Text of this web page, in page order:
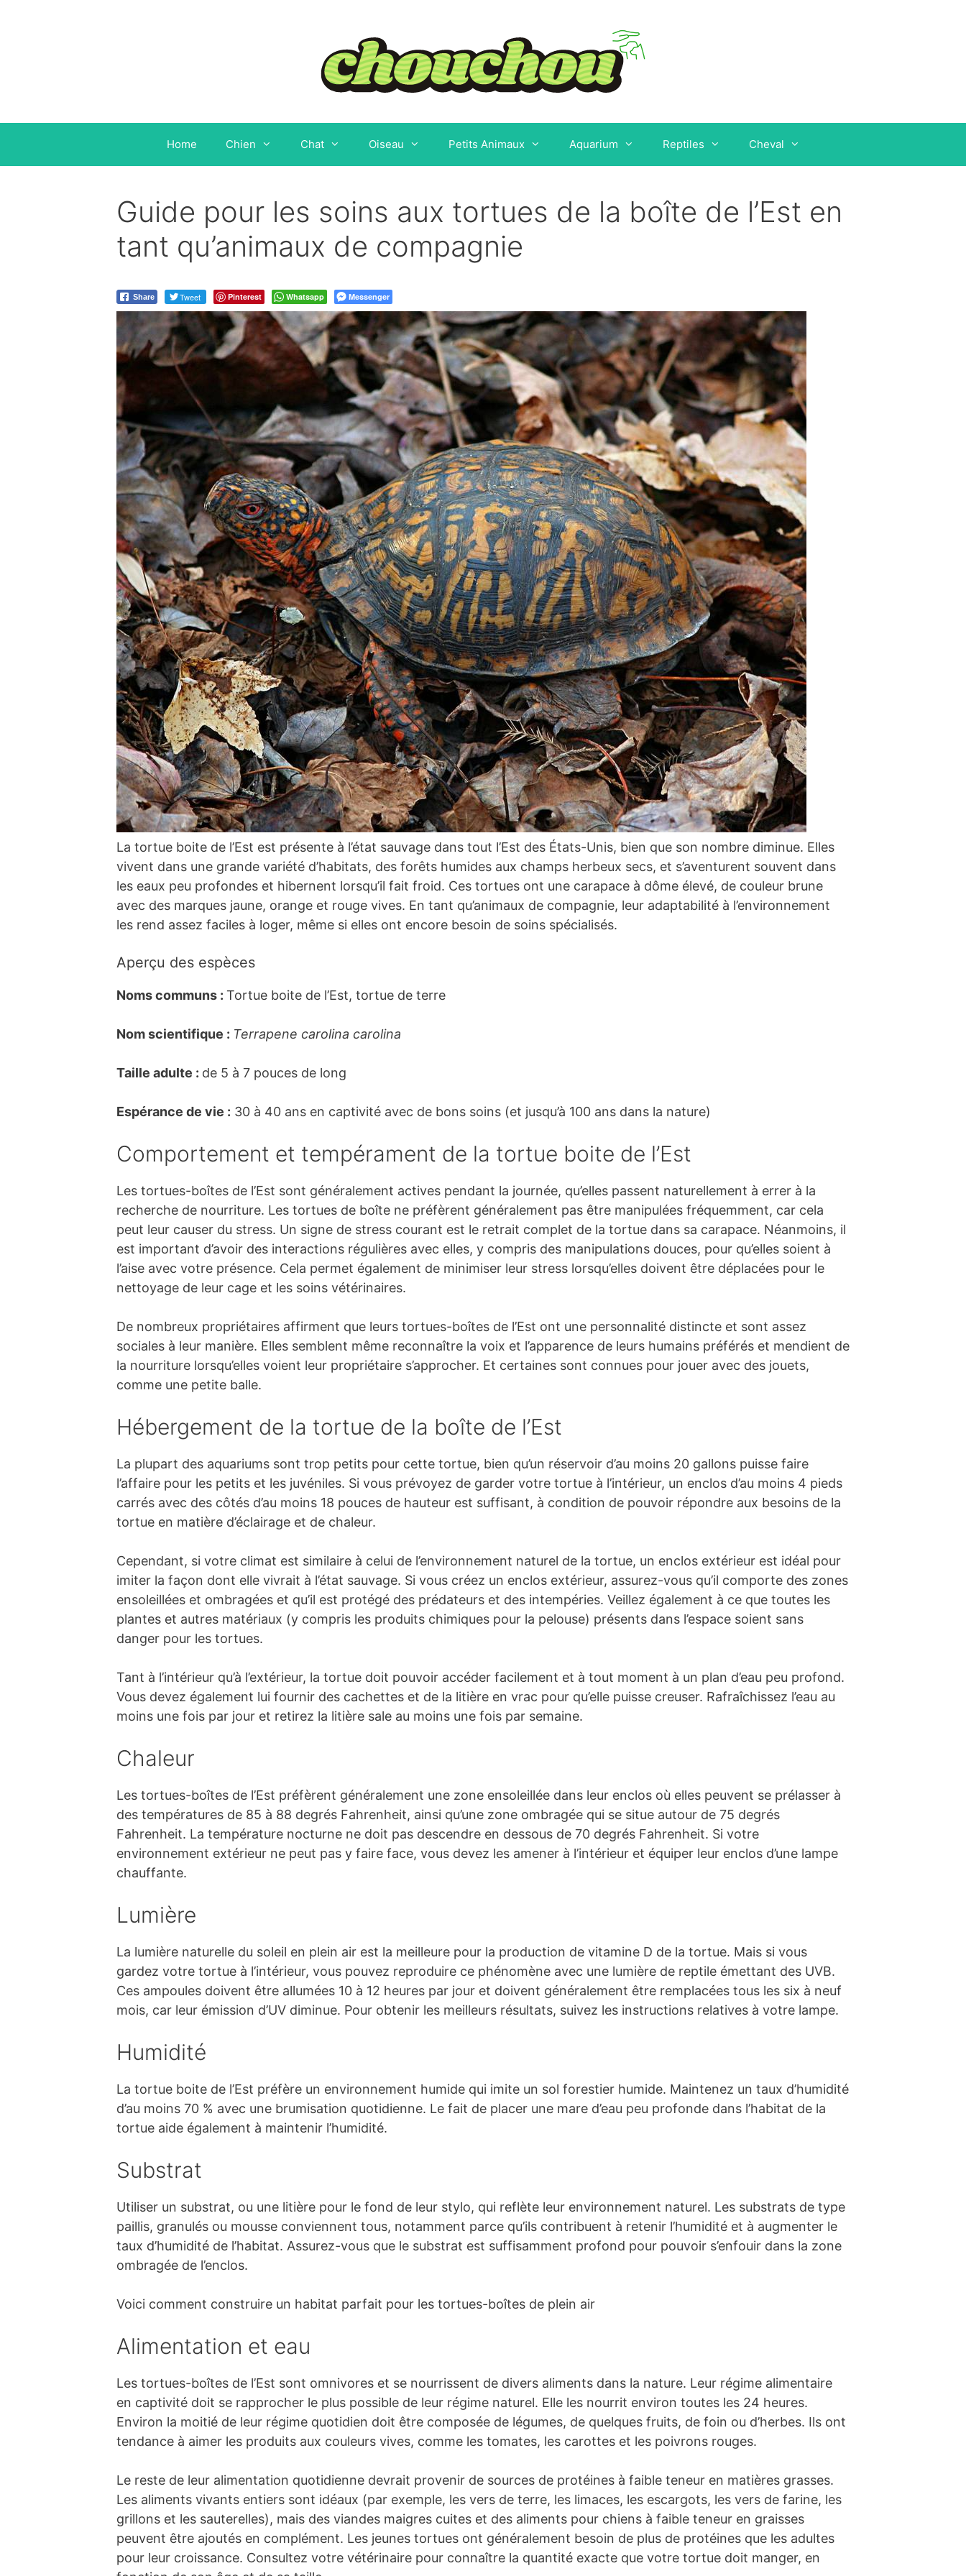
Home Chien Chat Oiseau Petits Animaux Aquarium Reptiles Cheval
Guide pour les soins aux tortues de la boîte de l’Est en
tant qu’animaux de compagnie
Share Tweet Pinterest Whatsapp Messenger
La tortue boite de l’Est est présente à l’état sauvage dans tout l’Est des États-Unis, bien que son nombre diminue. Elles
vivent dans une grande variété d’habitats, des forêts humides aux champs herbeux secs, et s’aventurent souvent dans
les eaux peu profondes et hibernent lorsqu’il fait froid. Ces tortues ont une carapace à dôme élevé, de couleur brune
avec des marques jaune, orange et rouge vives. En tant qu’animaux de compagnie, leur adaptabilité à l’environnement
les rend assez faciles à loger, même si elles ont encore besoin de soins spécialisés.
Aperçu des espèces
Noms communs : Tortue boite de l’Est, tortue de terre
Nom scientifique : Terrapene carolina carolina
Taille adulte : de 5 à 7 pouces de long
Espérance de vie : 30 à 40 ans en captivité avec de bons soins (et jusqu’à 100 ans dans la nature)
Comportement et tempérament de la tortue boite de l’Est
Les tortues-boîtes de l’Est sont généralement actives pendant la journée, qu’elles passent naturellement à errer à la
recherche de nourriture. Les tortues de boîte ne préfèrent généralement pas être manipulées fréquemment, car cela
peut leur causer du stress. Un signe de stress courant est le retrait complet de la tortue dans sa carapace. Néanmoins, il
est important d’avoir des interactions régulières avec elles, y compris des manipulations douces, pour qu’elles soient à
l’aise avec votre présence. Cela permet également de minimiser leur stress lorsqu’elles doivent être déplacées pour le
nettoyage de leur cage et les soins vétérinaires.
De nombreux propriétaires affirment que leurs tortues-boîtes de l’Est ont une personnalité distincte et sont assez
sociales à leur manière. Elles semblent même reconnaître la voix et l’apparence de leurs humains préférés et mendient de
la nourriture lorsqu’elles voient leur propriétaire s’approcher. Et certaines sont connues pour jouer avec des jouets,
comme une petite balle.
Hébergement de la tortue de la boîte de l’Est
La plupart des aquariums sont trop petits pour cette tortue, bien qu’un réservoir d’au moins 20 gallons puisse faire
l’affaire pour les petits et les juvéniles. Si vous prévoyez de garder votre tortue à l’intérieur, un enclos d’au moins 4 pieds
carrés avec des côtés d’au moins 18 pouces de hauteur est suffisant, à condition de pouvoir répondre aux besoins de la
tortue en matière d’éclairage et de chaleur.
Cependant, si votre climat est similaire à celui de l’environnement naturel de la tortue, un enclos extérieur est idéal pour
imiter la façon dont elle vivrait à l’état sauvage. Si vous créez un enclos extérieur, assurez-vous qu’il comporte des zones
ensoleillées et ombragées et qu’il est protégé des prédateurs et des intempéries. Veillez également à ce que toutes les
plantes et autres matériaux (y compris les produits chimiques pour la pelouse) présents dans l’espace soient sans
danger pour les tortues.
Tant à l’intérieur qu’à l’extérieur, la tortue doit pouvoir accéder facilement et à tout moment à un plan d’eau peu profond.
Vous devez également lui fournir des cachettes et de la litière en vrac pour qu’elle puisse creuser. Rafraîchissez l’eau au
moins une fois par jour et retirez la litière sale au moins une fois par semaine.
Chaleur
Les tortues-boîtes de l’Est préfèrent généralement une zone ensoleillée dans leur enclos où elles peuvent se prélasser à
des températures de 85 à 88 degrés Fahrenheit, ainsi qu’une zone ombragée qui se situe autour de 75 degrés
Fahrenheit. La température nocturne ne doit pas descendre en dessous de 70 degrés Fahrenheit. Si votre
environnement extérieur ne peut pas y faire face, vous devez les amener à l’intérieur et équiper leur enclos d’une lampe
chauffante.
Lumière
La lumière naturelle du soleil en plein air est la meilleure pour la production de vitamine D de la tortue. Mais si vous
gardez votre tortue à l’intérieur, vous pouvez reproduire ce phénomène avec une lumière de reptile émettant des UVB.
Ces ampoules doivent être allumées 10 à 12 heures par jour et doivent généralement être remplacées tous les six à neuf
mois, car leur émission d’UV diminue. Pour obtenir les meilleurs résultats, suivez les instructions relatives à votre lampe.
Humidité
La tortue boite de l’Est préfère un environnement humide qui imite un sol forestier humide. Maintenez un taux d’humidité
d’au moins 70 % avec une brumisation quotidienne. Le fait de placer une mare d’eau peu profonde dans l’habitat de la
tortue aide également à maintenir l’humidité.
Substrat
Utiliser un substrat, ou une litière pour le fond de leur stylo, qui reflète leur environnement naturel. Les substrats de type
paillis, granulés ou mousse conviennent tous, notamment parce qu’ils contribuent à retenir l’humidité et à augmenter le
taux d’humidité de l’habitat. Assurez-vous que le substrat est suffisamment profond pour pouvoir s’enfouir dans la zone
ombragée de l’enclos.
Voici comment construire un habitat parfait pour les tortues-boîtes de plein air
Alimentation et eau
Les tortues-boîtes de l’Est sont omnivores et se nourrissent de divers aliments dans la nature. Leur régime alimentaire
en captivité doit se rapprocher le plus possible de leur régime naturel. Elle les nourrit environ toutes les 24 heures.
Environ la moitié de leur régime quotidien doit être composée de légumes, de quelques fruits, de foin ou d’herbes. Ils ont
tendance à aimer les produits aux couleurs vives, comme les tomates, les carottes et les poivrons rouges.
Le reste de leur alimentation quotidienne devrait provenir de sources de protéines à faible teneur en matières grasses.
Les aliments vivants entiers sont idéaux (par exemple, les vers de terre, les limaces, les escargots, les vers de farine, les
grillons et les sauterelles), mais des viandes maigres cuites et des aliments pour chiens à faible teneur en graisses
peuvent être ajoutés en complément. Les jeunes tortues ont généralement besoin de plus de protéines que les adultes
pour leur croissance. Consultez votre vétérinaire pour connaître la quantité exacte que votre tortue doit manger, en